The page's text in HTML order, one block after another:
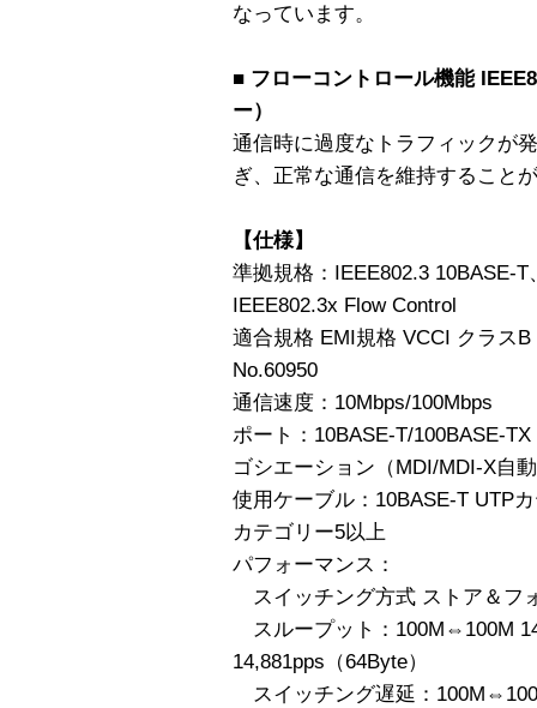
なっています。
■ フローコントロール機能
ー）
通信時に過度なトラフィックが
ぎ、正常な通信を維持すること
【仕様】
準拠規格：IEEE802.3 10BASE-
IEEE802.3x Flow Control
適合規格 EMI規格 VCCI クラス
No.60950
通信速度：10Mbps/100Mbps
ポート：10BASE-T/100BASE-
ゴシエーション（MDI/MDI-X自
使用ケーブル：10BASE-T UTP
カテゴリー5以上
パフォーマンス：
スイッチング方式 ストア＆フ
スループット：100M⇔100M
14,881pps（64Byte）
スイッチング遅延：